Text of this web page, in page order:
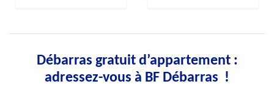
Débarras gratuit d’appartement :
adressez-vous à BF Débarras !